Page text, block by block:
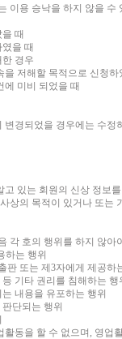
이용 승낙을 하지 않을 수
때
을 때
경우
저해할 목적으로 신청하
에 미비 되었을 때
변경되었을 경우에는 수
있는 회원의 신상 정보
상의 목적이 있거나 또는
각 호의 행위를 하지 않아
하는 행위
판 또는 제3자에게 제공하
기타 권리를 침해하는 행
내용을 유포하는 행위
단되는 행위
동을 할 수 없으며, 영업